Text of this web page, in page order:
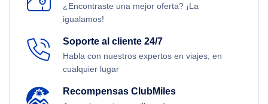
¿Encontraste una mejor oferta? ¡La
igualamos!
Soporte al cliente 24/7
Habla con nuestros expertos en viajes, en
cualquier lugar
Recompensas ClubMiles